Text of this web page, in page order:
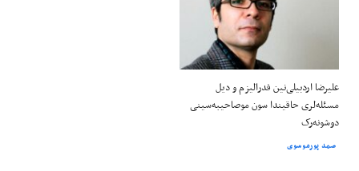
علیرضا اردبیلی‌نین فدرالیزم و دیل
مسئله‌لری حاقیندا سون موصاحیبه‌سینی
دوشونه‌رک
صمد پورموسوی